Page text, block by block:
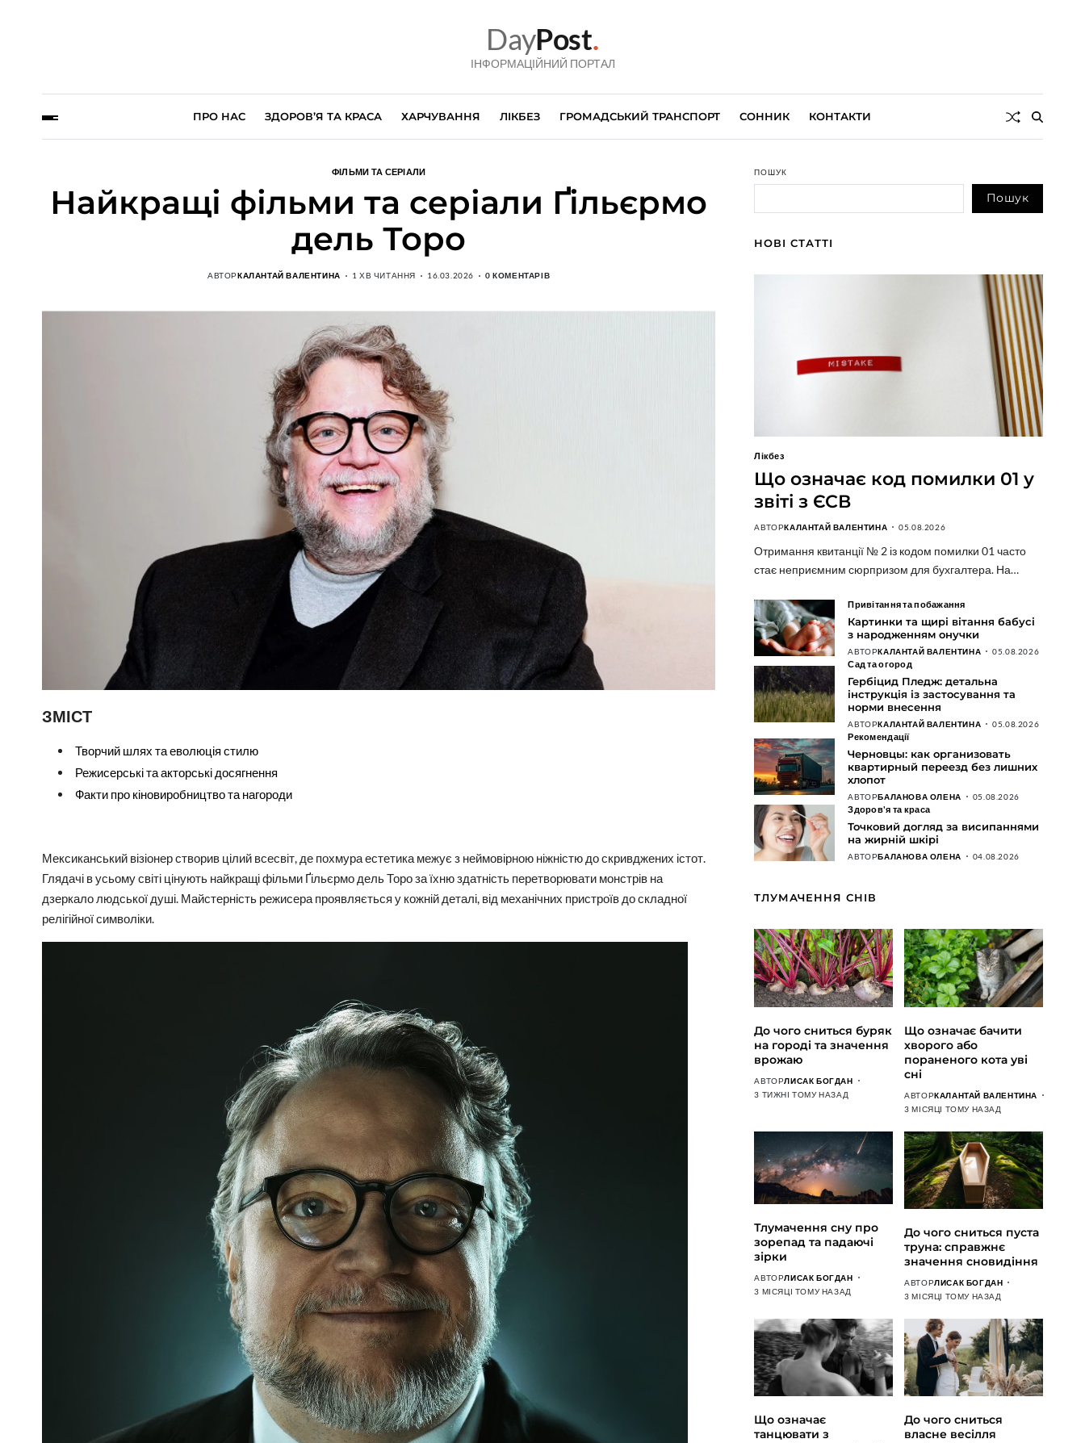
DayPost.
ІНФОРМАЦІЙНИЙ ПОРТАЛ
ПРО НАС ЗДОРОВ’Я ТА КРАСА ХАРЧУВАННЯ ЛІКБЕЗ ГРОМАДСЬКИЙ ТРАНСПОРТ СОННИК КОНТАКТИ
ФІЛЬМИ ТА СЕРІАЛИ
Найкращі фільми та серіали Ґільєрмо
дель Торо
АВТОРКАЛАНТАЙ ВАЛЕНТИНА 1 ХВ ЧИТАННЯ 16.03.2026 0 КОМЕНТАРІВ
ЗМІСТ
Творчий шлях та еволюція стилю
Режисерські та акторські досягнення
Факти про кіновиробництво та нагороди
Мексиканський візіонер створив цілий всесвіт, де похмура естетика межує з неймовірною ніжністю до скривджених істот.
Глядачі в усьому світі цінують найкращі фільми Ґільєрмо дель Торо за їхню здатність перетворювати монстрів на
дзеркало людської душі. Майстерність режисера проявляється у кожній деталі, від механічних пристроїв до складної
релігійної символіки.
ПОШУК
Пошук
НОВІ СТАТТІ
Лікбез
Що означає код помилки 01 у
звіті з ЄСВ
АВТОРКАЛАНТАЙ ВАЛЕНТИНА 05.08.2026
Отримання квитанції № 2 із кодом помилки 01 часто
стає неприємним сюрпризом для бухгалтера. На…
Привітання та побажання
Картинки та щирі вітання бабусі
з народженням онучки
АВТОРКАЛАНТАЙ ВАЛЕНТИНА 05.08.2026
Сад та огород
Гербіцид Пледж: детальна
інструкція із застосування та
норми внесення
АВТОРКАЛАНТАЙ ВАЛЕНТИНА 05.08.2026
Рекомендації
Черновцы: как организовать
квартирный переезд без лишних
хлопот
АВТОРБАЛАНОВА ОЛЕНА 05.08.2026
Здоров'я та краса
Точковий догляд за висипаннями
на жирній шкірі
АВТОРБАЛАНОВА ОЛЕНА 04.08.2026
ТЛУМАЧЕННЯ СНІВ
До чого сниться буряк
на городі та значення
врожаю
АВТОРЛИСАК БОГДАН
3 ТИЖНІ ТОМУ НАЗАД
Що означає бачити
хворого або
пораненого кота уві
сні
АВТОРКАЛАНТАЙ ВАЛЕНТИНА
3 МІСЯЦІ ТОМУ НАЗАД
Тлумачення сну про
зорепад та падаючі
зірки
АВТОРЛИСАК БОГДАН
3 МІСЯЦІ ТОМУ НАЗАД
До чого сниться пуста
труна: справжнє
значення сновидіння
АВТОРЛИСАК БОГДАН
3 МІСЯЦІ ТОМУ НАЗАД
Що означає
танцювати з
До чого сниться
власне весілля